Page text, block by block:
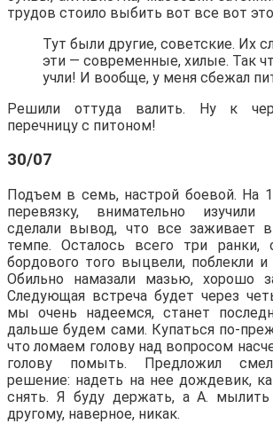
трудов стоило выбить вот все вот
Тут были другие, советские. Их
эти — современные, хилые. Так
учли! И вообще, у меня сбежал
Решили оттуда валить. Ну к
перечницу с питоном!
30/07
Подъем в семь, настрой боевой. На
перевязку, внимательно
сделали вывод, что все заживает
темпе. Осталось всего три
бордового того выцвели, поблекли
Обильно намазали мазью, хорошо
Следующая встреча будет через
мы очень надеемся, станет
дальше будем сами. Купаться по-
что ломаем голову над вопросом
голову помыть. Предложил
решение: надеть на нее дождевик,
снять. Я буду держать, а А.
другому, наверное, никак.